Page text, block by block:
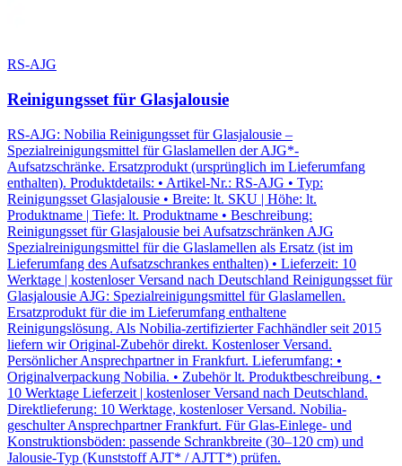
RS-AJG
Reinigungsset für Glasjalousie
RS-AJG: Nobilia Reinigungsset für Glasjalousie –
Spezialreinigungsmittel für Glaslamellen der AJG*-
Aufsatzschränke. Ersatzprodukt (ursprünglich im Lieferumfang
enthalten). Produktdetails: • Artikel-Nr.: RS-AJG • Typ:
Reinigungsset Glasjalousie • Breite: lt. SKU | Höhe: lt.
Produktname | Tiefe: lt. Produktname • Beschreibung:
Reinigungsset für Glasjalousie bei Aufsatzschränken AJG
Spezialreinigungsmittel für die Glaslamellen als Ersatz (ist im
Lieferumfang des Aufsatzschrankes enthalten) • Lieferzeit: 10
Werktage | kostenloser Versand nach Deutschland Reinigungsset für
Glasjalousie AJG: Spezialreinigungsmittel für Glaslamellen.
Ersatzprodukt für die im Lieferumfang enthaltene
Reinigungslösung. Als Nobilia-zertifizierter Fachhändler seit 2015
liefern wir Original-Zubehör direkt. Kostenloser Versand.
Persönlicher Ansprechpartner in Frankfurt. Lieferumfang: •
Originalverpackung Nobilia. • Zubehör lt. Produktbeschreibung. •
10 Werktage Lieferzeit | kostenloser Versand nach Deutschland.
Direktlieferung: 10 Werktage, kostenloser Versand. Nobilia-
geschulter Ansprechpartner Frankfurt. Für Glas-Einlege- und
Konstruktionsböden: passende Schrankbreite (30–120 cm) und
Jalousie-Typ (Kunststoff AJT* / AJTT*) prüfen.